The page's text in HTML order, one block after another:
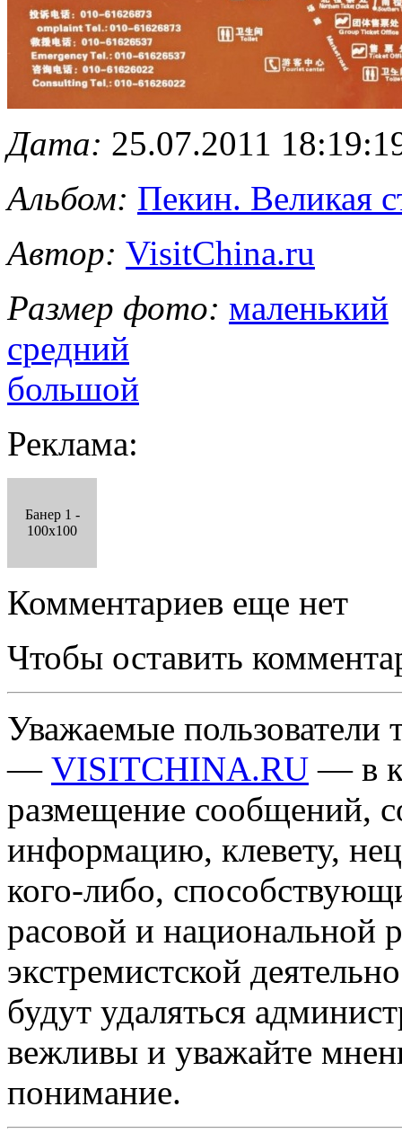
Дата: 25.07.2011
Альбом: Пекин. Великая
Автор: VisitChina.ru
Размер фото: маленький
средний
большой
Реклама:
Банер 1 -
100x100
Комментариев еще нет
Чтобы оставить
Уважаемые пользователи
— VISITCHINA.RU — в
размещение сообщений,
информацию, клевету,
кого-либо,
расовой и национальной
экстремистской
будут удаляться
вежливы и уважайте
понимание.